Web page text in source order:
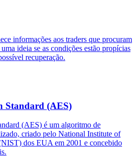
informações aos traders que procuram
ideia se as condições estão propícias
recuperação.
Standard (AES)
(AES) é um algoritmo de
criado pelo National Institute of
dos EUA em 2001 e concebido